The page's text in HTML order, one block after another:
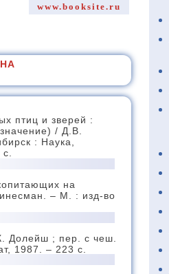
www.booksite.ru
птиц и зверей :
/ Д.В.
: Наука,
с.
на
– М. : изд-во
Долейш ; пер. с чеш.
1987. – 223 с.